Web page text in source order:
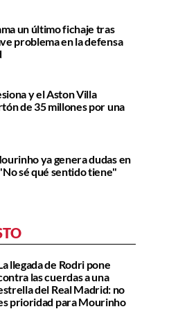
un último fichaje tras
problema en la defensa
y el Aston Villa
de 35 millones por una
ya genera dudas en
sé qué sentido tiene"
llegada de Rodri pone
las cuerdas a una
del Real Madrid: no
prioridad para Mourinho